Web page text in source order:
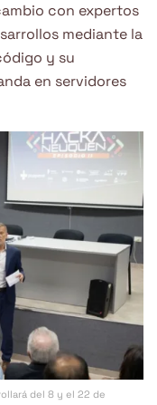
con expertos
mediante la
y su
en servidores
del 8 y el 22 de